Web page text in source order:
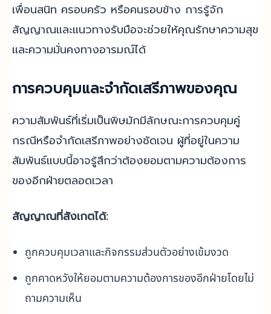
เพื่อนสนิท ครอบครัว หรือคนรอบข้าง การรู้จัก
สัญญาณและแนวทางรับมือจะช่วยให้คุณรักษาความสุข
และความมั่นคงทางอารมณ์ได้
การควบคุมและจำกัดเสรีภาพของคุณ
ความสัมพันธ์ที่เริ่มเป็นพิษมักมีลักษณะการควบคุมคู่
กรณีหรือจำกัดเสรีภาพอย่างชัดเจน ผู้ที่อยู่ในความ
สัมพันธ์แบบนี้อาจรู้สึกว่าต้องยอมตามความต้องการ
ของอีกฝ่ายตลอดเวลา
สัญญาณที่สังเกตได้:
ถูกควบคุมเวลาและกิจกรรมส่วนตัวอย่างเข้มงวด
ถูกคาดหวังให้ยอมตามความต้องการของอีกฝ่ายโดยไม่
ถามความเห็น